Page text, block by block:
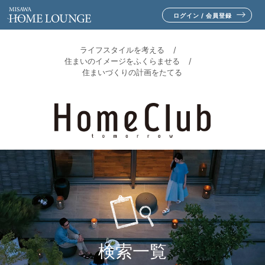
ログイン / 会員登録
ライフスタイルを考える
住まいのイメージをふくらませる
住まいづくりの計画をたてる
検索一覧